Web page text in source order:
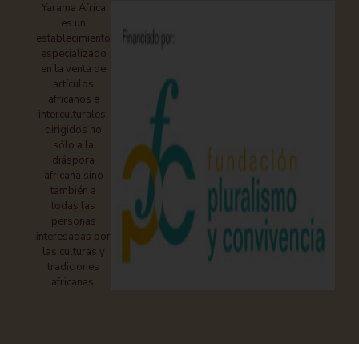
Yarama África
es un
establecimiento
especializado
en la venta de
artículos
africanos e
interculturales,
dirigidos no
sólo a la
diáspora
africana sino
también a
todas las
personas
interesadas por
las culturas y
tradiciones
africanas.